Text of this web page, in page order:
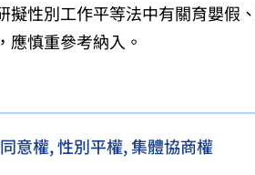
擬性別工作平等法中有關育嬰假
應慎重參考納入。
意權,性別平權,集體協商權